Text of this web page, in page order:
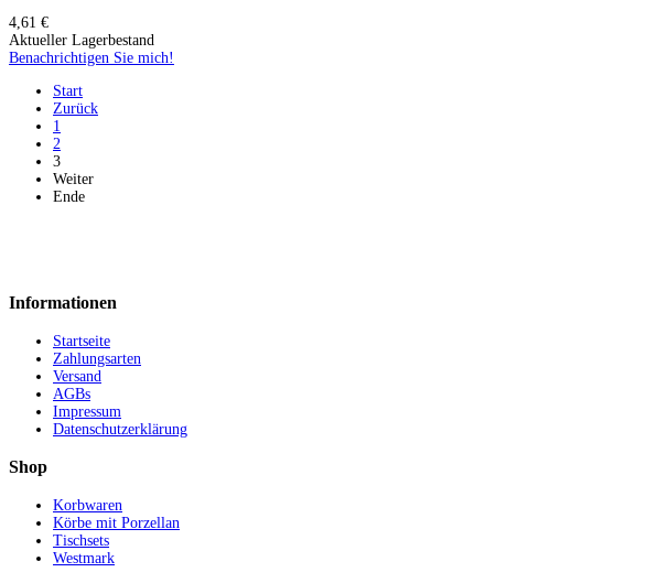
4,61 €
Aktueller Lagerbestand
Benachrichtigen Sie mich!
Start
Zurück
1
2
3
Weiter
Ende
Informationen
Startseite
Zahlungsarten
Versand
AGBs
Impressum
Datenschutzerklärung
Shop
Korbwaren
Körbe mit Porzellan
Tischsets
Westmark